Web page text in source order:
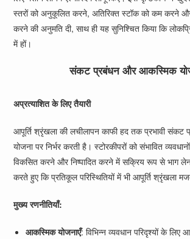
स्तरों को अनुकूलित करने, अतिरिक्त स्टॉक को कम करने
करने की अनुमति दी, साथ ही यह सुनिश्चित किया कि
में हों।
संकट प्रबंधन और आकस्मिक
अप्रत्याशित के लिए तैयारी
आपूर्ति श्रृंखला की लचीलापन काफी हद तक प्रभावी
योजना पर निर्भर करती है। स्टोरकीपरों को संभावित
विकसित करने और निष्पादित करने में सक्रिय रूप से भाग
करते हुए कि प्रतिकूल परिस्थितियों में भी आपूर्ति श्रृंखला
मुख्य रणनीतियाँ:
आकस्मिक योजनाएँ: विभिन्न व्यवधान परिदृश्यों के लिए